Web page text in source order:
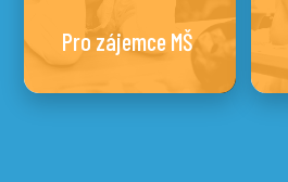
Pro zájemce MŠ